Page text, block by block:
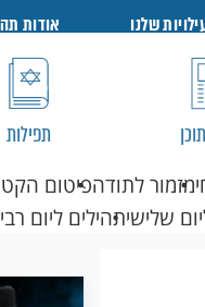
שלנו אודות
תפילות
מזמור לתודהפיטום
שלישיתהילים ליום